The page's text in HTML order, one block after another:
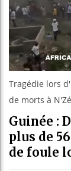
Tragédie lors
de morts à
Guinée :
plus de
de foule